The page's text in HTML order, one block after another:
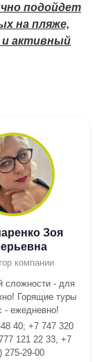
подойдет
на пляже,
активный
Зоя
компании
сложности - для
Горящие туры
- ежедневно!
40; +7 747 320
121 22 33, +7
275-29-00